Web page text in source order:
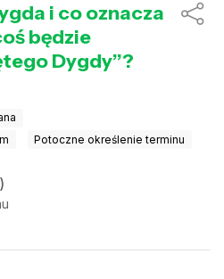
i co oznacza
będzie
Dygdy”?
Potoczne określenie terminu